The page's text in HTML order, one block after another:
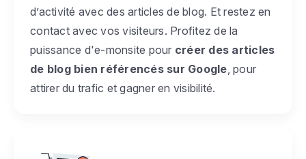
d’activité avec des articles de blog. Et restez en
contact avec vos visiteurs. Profitez de la
puissance d'e-monsite pour créer des articles
de blog bien référencés sur Google , pour
attirer du trafic et gagner en visibilité.